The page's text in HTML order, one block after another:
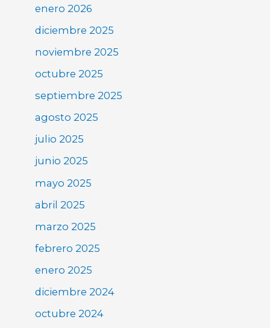
enero 2026
diciembre 2025
noviembre 2025
octubre 2025
septiembre 2025
agosto 2025
julio 2025
junio 2025
mayo 2025
abril 2025
marzo 2025
febrero 2025
enero 2025
diciembre 2024
octubre 2024